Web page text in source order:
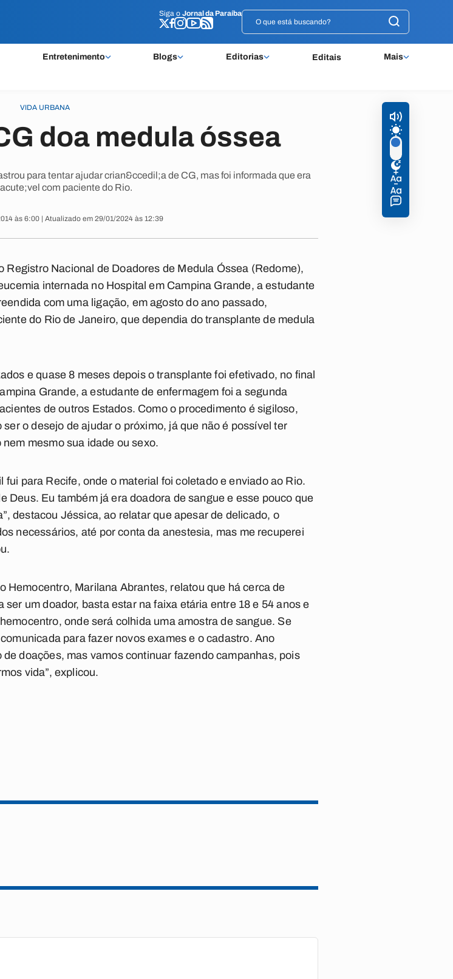
Siga o Jornal da Paraíba
Entretenimento Blogs Editorias Editais Mais
Siga o Jornal da Paraíba
VIDA URBANA
doa medula óssea
para tentar ajudar crian&ccedil;a de CG, mas foi informada que era
com paciente do Rio.
às 6:00 | Atualizado em 29/01/2024 às 12:39
Registro Nacional de Doadores de Medula Óssea (Redome),
internada no Hospital em Campina Grande, a estudante
com uma ligação, em agosto do ano passado,
do Rio de Janeiro, que dependia do transplante de medula
e quase 8 meses depois o transplante foi efetivado, no final
Grande, a estudante de enfermagem foi a segunda
de outros Estados. Como o procedimento é sigiloso,
o desejo de ajudar o próximo, já que não é possível ter
mesmo sua idade ou sexo.
fui para Recife, onde o material foi coletado e enviado ao Rio.
Deus. Eu também já era doadora de sangue e esse pouco que
destacou Jéssica, ao relatar que apesar de delicado, o
necessários, até por conta da anestesia, mas me recuperei
Hemocentro, Marilana Abrantes, relatou que há cerca de
um doador, basta estar na faixa etária entre 18 e 54 anos e
onde será colhida uma amostra de sangue. Se
para fazer novos exames e o cadastro. Ano
doações, mas vamos continuar fazendo campanhas, pois
vida”, explicou.